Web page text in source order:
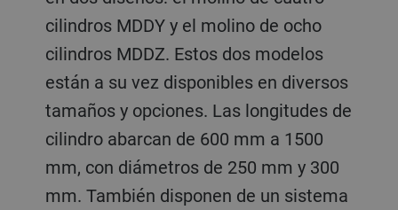
cilindros MDDY y el molino de ocho
cilindros MDDZ. Estos dos modelos
están a su vez disponibles en diversos
tamaños y opciones. Las longitudes de
cilindro abarcan de 600 mm a 1500
mm, con diámetros de 250 mm y 300
mm. También disponen de un sistema